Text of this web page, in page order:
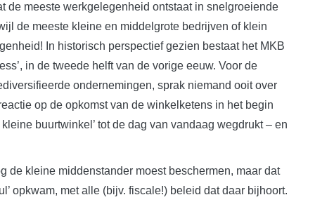
de meeste werkgelegenheid ontstaat in snelgroeiende
de meeste kleine en middelgrote bedrijven of klein
In historisch perspectief gezien bestaat het MKB
in de tweede helft van de vorige eeuw. Voor de
ondernemingen, sprak niemand ooit over
op de opkomst van de winkelketens in het begin
buurtwinkel’ tot de dag van vandaag wegdrukt – en
de kleine middenstander moest beschermen, maar dat
opkwam, met alle (bijv. fiscale!) beleid dat daar bijhoort.